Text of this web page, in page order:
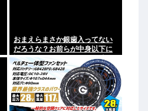
おまえらまさか銀歯入ってない
だろうな？お前らが中身以下に
評価される原因は口開けた時に
見える銀歯